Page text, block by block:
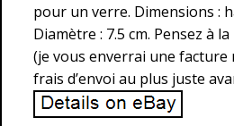
pour un verre. Dimensions :
Diamètre : 7.5 cm. Pensez à
(je vous enverrai une facture
frais d’envoi au plus juste